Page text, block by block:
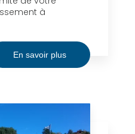
à
En savoir plus